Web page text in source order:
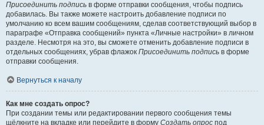
Присоединить подпись в форме отправки сообщения, чтобы подпись
добавилась. Вы также можете настроить добавление подписи по
умолчанию ко всем вашим сообщениям, сделав соответствующий выбор в
параграфе «Отправка сообщений» пункта «Личные настройки» в личном
разделе. Несмотря на это, вы сможете отменить добавление подписи в
отдельных сообщениях, убрав флажок Присоединить подпись в форме
отправки сообщения.
Вернуться к началу
Как мне создать опрос?
При создании темы или редактировании первого сообщения темы
щёлкните на вкладке или перейдите в форму Создать опрос под